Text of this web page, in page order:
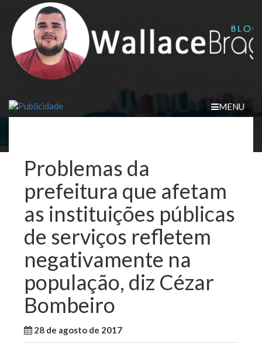
content
MENU
Problemas da
prefeitura que afetam
as instituições públicas
de serviços refletem
negativamente na
população, diz Cézar
Bombeiro
28 de agosto de 2017